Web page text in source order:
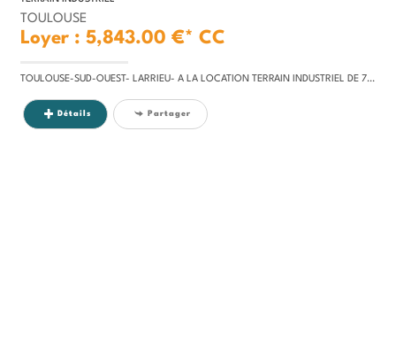
TOULOUSE
Loyer : 5,843.00 €* CC
TOULOUSE-SUD-OUEST- LARRIEU- A LA LOCATION TERRAIN INDUSTRIEL DE 7000 M² .Idéalement situé près de la rocade Sud-Ouest...
Détails Partager